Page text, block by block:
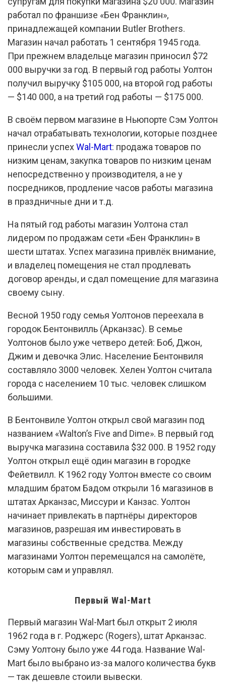
работал по франшизе «Бен Франклин»,
принадлежащей компании Butler Brothers.
Магазин начал работать 1 сентября 1945 года.
При прежнем владельце магазин приносил $72
000 выручки за год. В первый год работы Уолтон
получил выручку $105 000, на второй год работы
— $140 000, а на третий год работы — $175 000.
В своём первом магазине в Ньюпорте Сэм Уолтон
начал отрабатывать технологии, которые позднее
принесли успехWal-Mart: продажа товаров по
низким ценам, закупка товаров по низким ценам
непосредственно у производителя, а не у
посредников, продление часов работы магазина
в праздничные дни и т.д.
На пятый год работы магазин Уолтона стал
лидером по продажам сети «Бен Франклин» в
шести штатах. Успех магазина привлёк внимание,
и владелец помещения не стал продлевать
договор аренды, и сдал помещение для магазина
своему сыну.
Весной 1950 году семья Уолтонов переехала в
городок Бентонвилль (Арканзас). В семье
Уолтонов было уже четверо детей: Боб, Джон,
Джим и девочка Элис. Население Бентонвиля
составляло 3000 человек. Хелен Уолтон считала
города с населением 10 тыс. человек слишком
большими.
В Бентонвиле Уолтон открыл свой магазин под
названием «Walton’s Five and Dime». В первый год
выручка магазина составила $32 000. В 1952 году
Уолтон открыл ещё один магазин в городке
Фейетвилл. К 1962 году Уолтон вместе со своим
младшим братом Бадом открыли 16 магазинов в
штатах Арканзас, Миссури и Канзас. Уолтон
начинает привлекать в партнёры директоров
магазинов, разрешая им инвестировать в
магазины собственные средства. Между
магазинами Уолтон перемещался на самолёте,
которым сам и управлял.
Первый Wal-Mart
Первый магазин Wal-Mart был открыт 2 июля
1962 года в г. Роджерс (Rogers), штат Арканзас.
Сэму Уолтону было уже 44 года. Название Wal-
Mart было выбрано из-за малого количества букв
— так дешевле стоили вывески.